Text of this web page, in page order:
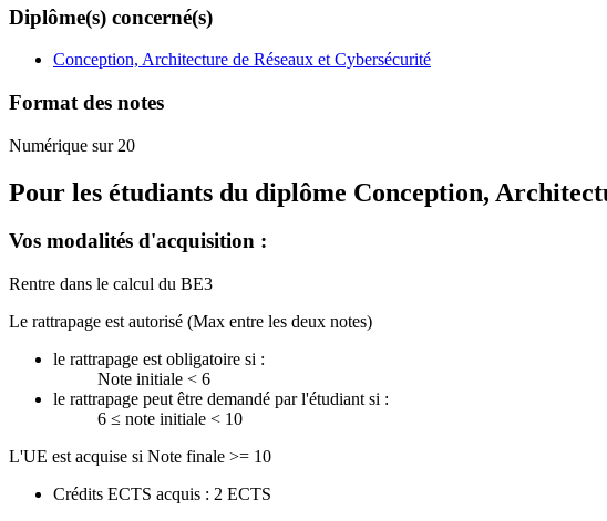
Diplôme(s) concerné(s)
Conception, Architecture de Réseaux et Cybersécurité
Format des notes
Numérique sur 20
Pour les étudiants du diplôme Conception,
Vos modalités d'acquisition :
Rentre dans le calcul du BE3
Le rattrapage est autorisé (Max entre les deux notes)
le rattrapage est obligatoire si :
Note initiale < 6
le rattrapage peut être demandé par l'étudiant si :
6 ≤ note initiale < 10
L'UE est acquise si Note finale >= 10
Crédits ECTS acquis : 2 ECTS